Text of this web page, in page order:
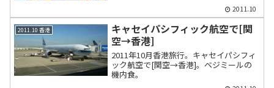
2011.10
2011.10 香港
キャセイパシフィック航空で[関
空→香港]
2011年10月香港旅行。キャセイパシフィ
ック航空で[関空→香港]。ベジミールの
機内食。